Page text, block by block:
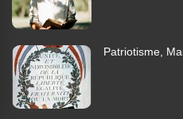
Patriotisme,